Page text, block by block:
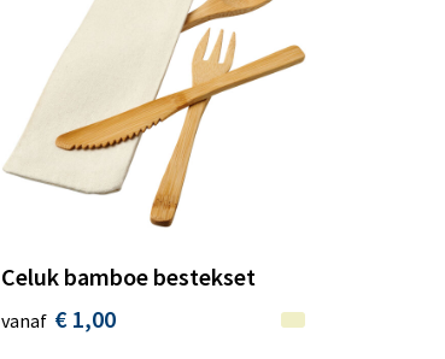
Celuk bamboe bestekset
vanaf € 1,00